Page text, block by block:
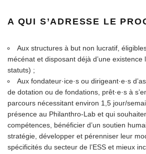
A QUI S’ADRESSE LE
Aux structures à but non lucratif,
mécénat et disposant déjà d’une existence
statuts) ;
Aux fondateur·ice·s ou dirigeant·e·s
de dotation ou de fondations, prêt·e·s à
parcours nécessitant environ 1,5 jour/
présence au Philanthro-Lab et qui
compétences, bénéficier d’un soutien
stratégie, développer et pérenniser leur
spécificités du secteur de l’ESS et mieux